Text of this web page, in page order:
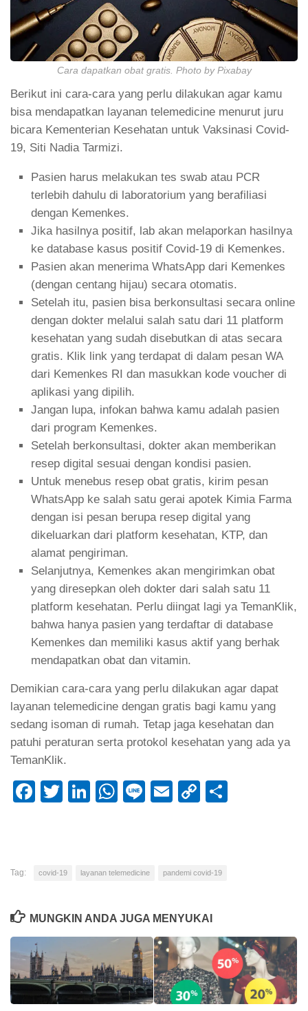
Cara dapatkan obat gratis. Photo by Pixabay
Berikut ini cara-cara yang perlu dilakukan agar kamu
bisa mendapatkan layanan telemedicine menurut juru
bicara Kementerian Kesehatan untuk Vaksinasi Covid-
19, Siti Nadia Tarmizi.
Pasien harus melakukan tes swab atau PCR
terlebih dahulu di laboratorium yang berafiliasi
dengan Kemenkes.
Jika hasilnya positif, lab akan melaporkan hasilnya
ke database kasus positif Covid-19 di Kemenkes.
Pasien akan menerima WhatsApp dari Kemenkes
(dengan centang hijau) secara otomatis.
Setelah itu, pasien bisa berkonsultasi secara online
dengan dokter melalui salah satu dari 11 platform
kesehatan yang sudah disebutkan di atas secara
gratis. Klik link yang terdapat di dalam pesan WA
dari Kemenkes RI dan masukkan kode voucher di
aplikasi yang dipilih.
Jangan lupa, infokan bahwa kamu adalah pasien
dari program Kemenkes.
Setelah berkonsultasi, dokter akan memberikan
resep digital sesuai dengan kondisi pasien.
Untuk menebus resep obat gratis, kirim pesan
WhatsApp ke salah satu gerai apotek Kimia Farma
dengan isi pesan berupa resep digital yang
dikeluarkan dari platform kesehatan, KTP, dan
alamat pengiriman.
Selanjutnya, Kemenkes akan mengirimkan obat
yang diresepkan oleh dokter dari salah satu 11
platform kesehatan. Perlu diingat lagi ya TemanKlik,
bahwa hanya pasien yang terdaftar di database
Kemenkes dan memiliki kasus aktif yang berhak
mendapatkan obat dan vitamin.
Demikian cara-cara yang perlu dilakukan agar dapat
layanan telemedicine dengan gratis bagi kamu yang
sedang isoman di rumah. Tetap jaga kesehatan dan
patuhi peraturan serta protokol kesehatan yang ada ya
TemanKlik.
Facebook
Twitter
LinkedIn
WhatsApp
LineEmailCopy
Tag: covid-19 layanan telemedicine pandemi covid-19
MUNGKIN ANDA JUGA MENYUKAI